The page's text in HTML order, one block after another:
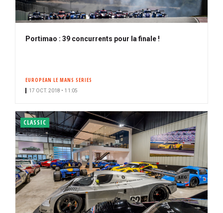
Portimao : 39 concurrents pour la finale !
EUROPEAN LE MANS SERIES
17 OCT. 2018 • 11:05
CLASSIC